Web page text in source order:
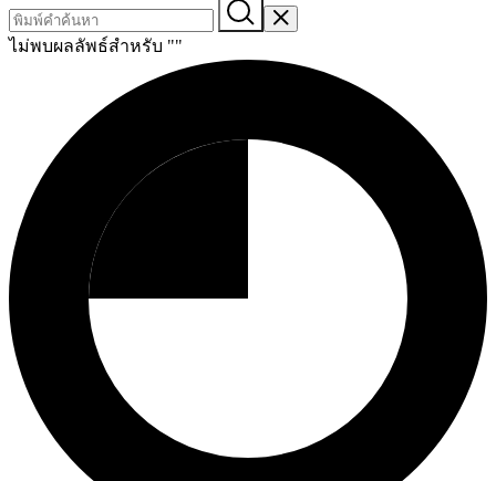
ไม่พบผลลัพธ์สำหรับ ""